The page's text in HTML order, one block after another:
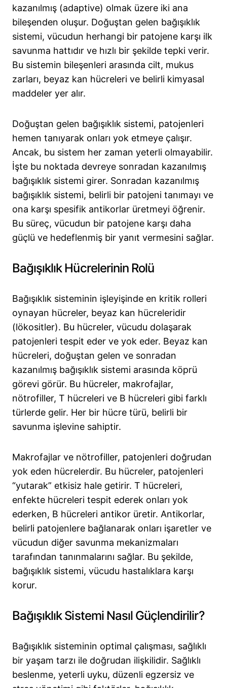
kazanılmış (adaptive) olmak üzere iki ana
bileşenden oluşur. Doğuştan gelen bağışıklık
sistemi, vücudun herhangi bir patojene karşı ilk
savunma hattıdır ve hızlı bir şekilde tepki verir.
Bu sistemin bileşenleri arasında cilt, mukus
zarları, beyaz kan hücreleri ve belirli kimyasal
maddeler yer alır.
Doğuştan gelen bağışıklık sistemi, patojenleri
hemen tanıyarak onları yok etmeye çalışır.
Ancak, bu sistem her zaman yeterli olmayabilir.
İşte bu noktada devreye sonradan kazanılmış
bağışıklık sistemi girer. Sonradan kazanılmış
bağışıklık sistemi, belirli bir patojeni tanımayı ve
ona karşı spesifik antikorlar üretmeyi öğrenir.
Bu süreç, vücudun bir patojene karşı daha
güçlü ve hedeflenmiş bir yanıt vermesini sağlar.
Bağışıklık Hücrelerinin Rolü
Bağışıklık sisteminin işleyişinde en kritik rolleri
oynayan hücreler, beyaz kan hücreleridir
(lökositler). Bu hücreler, vücudu dolaşarak
patojenleri tespit eder ve yok eder. Beyaz kan
hücreleri, doğuştan gelen ve sonradan
kazanılmış bağışıklık sistemi arasında köprü
görevi görür. Bu hücreler, makrofajlar,
nötrofiller, T hücreleri ve B hücreleri gibi farklı
türlerde gelir. Her bir hücre türü, belirli bir
savunma işlevine sahiptir.
Makrofajlar ve nötrofiller, patojenleri doğrudan
yok eden hücrelerdir. Bu hücreler, patojenleri
“yutarak” etkisiz hale getirir. T hücreleri,
enfekte hücreleri tespit ederek onları yok
ederken, B hücreleri antikor üretir. Antikorlar,
belirli patojenlere bağlanarak onları işaretler ve
vücudun diğer savunma mekanizmaları
tarafından tanınmalarını sağlar. Bu şekilde,
bağışıklık sistemi, vücudu hastalıklara karşı
korur.
Bağışıklık Sistemi Nasıl Güçlendirilir?
Bağışıklık sisteminin optimal çalışması, sağlıklı
bir yaşam tarzı ile doğrudan ilişkilidir. Sağlıklı
beslenme, yeterli uyku, düzenli egzersiz ve